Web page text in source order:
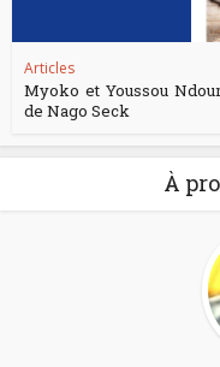
Articles
Myoko et Youssou
de Nago Seck
À